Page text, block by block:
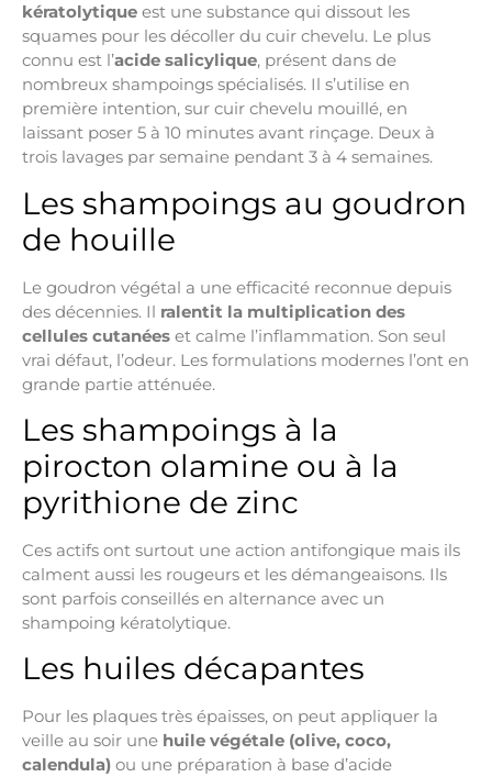
kératolytique est une substance qui dissout les
squames pour les décoller du cuir chevelu. Le plus
connu est l’acide salicylique, présent dans de
nombreux shampoings spécialisés. Il s’utilise en
première intention, sur cuir chevelu mouillé, en
laissant poser 5 à 10 minutes avant rinçage. Deux à
trois lavages par semaine pendant 3 à 4 semaines.
Les shampoings au goudron
de houille
Le goudron végétal a une efficacité reconnue depuis
des décennies. Il ralentit la multiplication des
cellules cutanées et calme l’inflammation. Son seul
vrai défaut, l’odeur. Les formulations modernes l’ont en
grande partie atténuée.
Les shampoings à la
pirocton olamine ou à la
pyrithione de zinc
Ces actifs ont surtout une action antifongique mais ils
calment aussi les rougeurs et les démangeaisons. Ils
sont parfois conseillés en alternance avec un
shampoing kératolytique.
Les huiles décapantes
Pour les plaques très épaisses, on peut appliquer la
veille au soir une huile végétale (olive, coco,
calendula) ou une préparation à base d’acide